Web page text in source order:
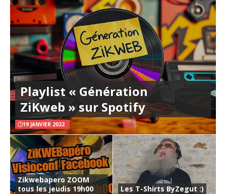
Playlist « Génération
ZiKweb » sur Spotify
19 JANVIER 2022
Zikwebapero ZOOM
tous les jeudis 19h00
Les T-Shirts ByZegut :)